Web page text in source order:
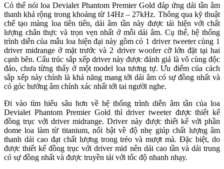
Có thể nói loa Devialet Phantom Premier Gold đáp ứng dải tần âm
thanh khá rộng trong khoảng từ 14Hz – 27kHz. Thông qua kỹ thuật
chế tạo màng loa tiên tiến, dải âm tần này được tái hiện với chất
lượng chân thực và trọn vẹn nhất ở mỗi dải âm. Cụ thể, hệ thống
trình diễn của mẫu loa hiện đại này gồm có 1 driver tweeter cùng 1
driver midrange ở mặt trước và 2 driver woofer cỡ lớn đặt tại hai
cạnh bên. Cấu trúc sắp xếp driver này được đánh giá là vô cùng độc
đáo, chưa từng thấy ở một model loa tương tự. Ưu điểm của cách
sắp xếp này chính là khả năng mang tới dải âm có sự đồng nhất và
có góc hướng âm chính xác nhất tới tai người nghe.
Đi vào tìm hiểu sâu hơn về hệ thống trình diễn âm tần của loa
Devialet Phantom Premier Gold thì driver tweeter được thiết kế
đồng trục với driver midrange. Driver này được thiết kế với phần
dome loa làm từ titanium, nổi bật về độ nhẹ giúp chất lượng âm
thanh dải cao đạt chất lượng trong trẻo và mượt mà. Đặc biệt, do
được thiết kế đồng trục với driver mid nên dải cao tần và dải trung
có sự đồng nhất và được truyền tải với tốc độ nhanh nhạy.